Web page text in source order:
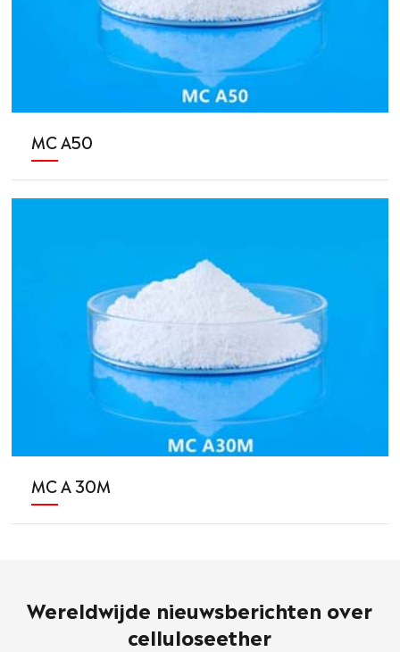
MC A50
MC A 30M
Wereldwijde nieuwsberichten over
celluloseether